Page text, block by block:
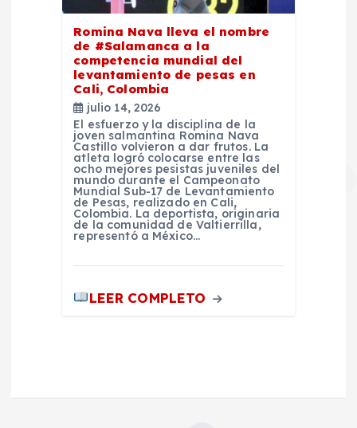
Romina Nava lleva el nombre
de #Salamanca a la
competencia mundial del
levantamiento de pesas en
Cali, Colombia
julio 14, 2026
El esfuerzo y la disciplina de la
joven salmantina Romina Nava
Castillo volvieron a dar frutos. La
atleta logró colocarse entre las
ocho mejores pesistas juveniles del
mundo durante el Campeonato
Mundial Sub-17 de Levantamiento
de Pesas, realizado en Cali,
Colombia. La deportista, originaria
de la comunidad de Valtierrilla,
representó a México…
LEER COMPLETO